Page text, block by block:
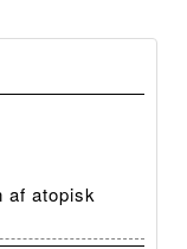
af atopisk